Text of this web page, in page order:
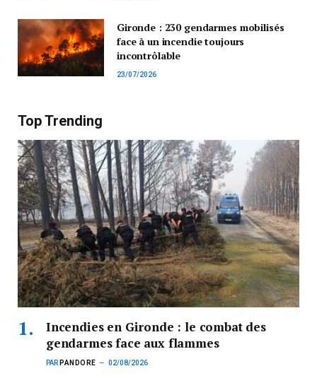
Gironde : 230 gendarmes mobilisés
face à un incendie toujours
incontrôlable
23/07/2026
Top Trending
Incendies en Gironde : le combat des
gendarmes face aux flammes
PAR PANDORE 02/08/2026